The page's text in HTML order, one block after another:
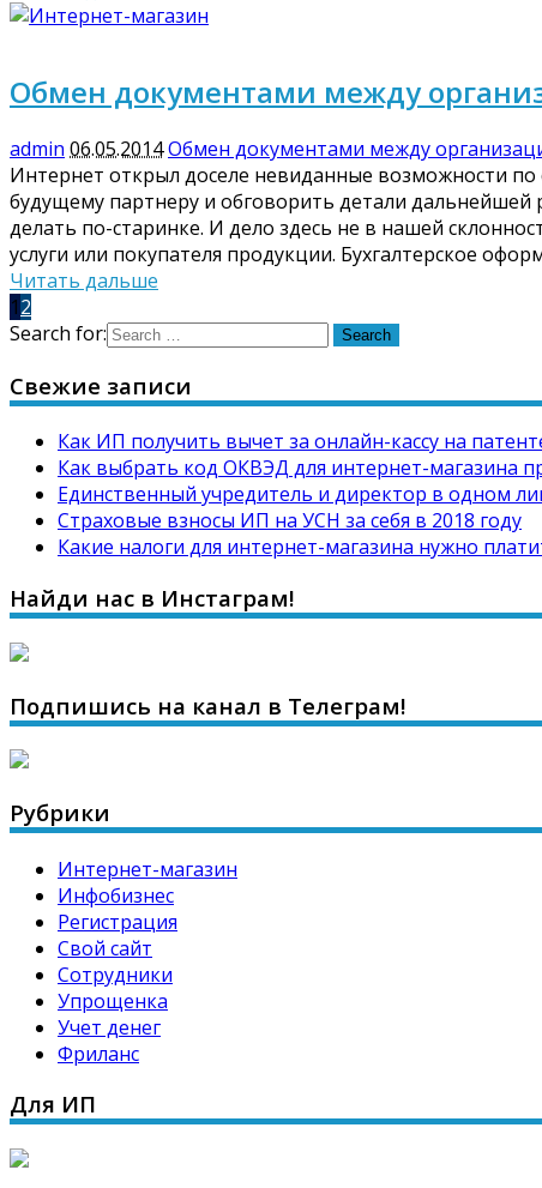
Обмен документами между
admin 06.05.2014Обмен документами между
Интернет открыл доселе невиданные возможности
будущему партнеру и обговорить детали
делать по-старинке. И дело здесь не в нашей
услуги или покупателя продукции. Бухгалтерское
Читать дальше
12
Search for:
Свежие записи
Как ИП получить вычет за онлайн-кассу на
Как выбрать код ОКВЭД для интернет-магазина
Единственный учредитель и директор в одном
Страховые взносы ИП на УСН за себя в 2018 году
Какие налоги для интернет-магазина нужно
Найди нас в Инстаграм!
Подпишись на канал в Телеграм!
Рубрики
Интернет-магазин
Инфобизнес
Регистрация
Свой сайт
Сотрудники
Упрощенка
Учет денег
Фриланс
Для ИП